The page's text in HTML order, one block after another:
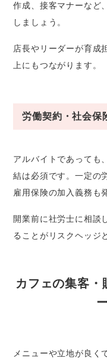
作成、接客マナーなど
しましょう。
店長やリーダーが育成
上にもつながります。
労働契約・社会保
アルバイトであっても
結は必須です。一定の
雇用保険の加入義務も
開業前に社労士に相談
ることがリスクヘッジ
カフェの集客・
メニューや立地が良く